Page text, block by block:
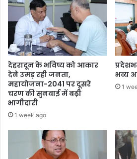
देहरादून के भविष्य को आकार
देने उमड़ रही जनता,
महायोजना-2041 पर दूसरे
चरण की सुनवाई में बढ़ी
भागीदारी
1 week ago
भव्य
1